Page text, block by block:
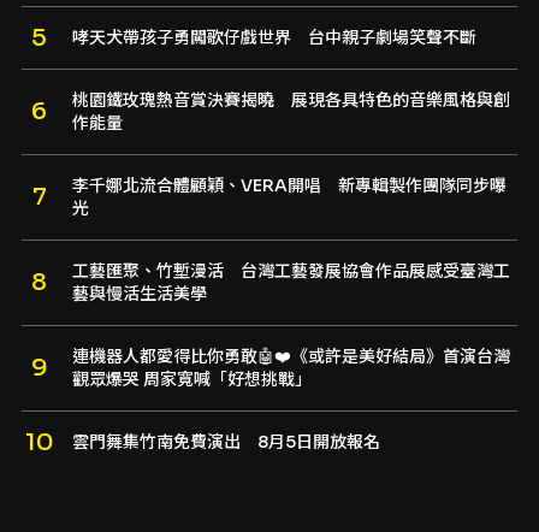
哮天犬帶孩子勇闖歌仔戲世界 台中親子劇場笑聲不斷
桃園鐵玫瑰熱音賞決賽揭曉 展現各具特色的音樂風格與創
作能量
李千娜北流合體顧穎、VERA開唱 新專輯製作團隊同步曝
光
工藝匯聚、竹塹漫活 台灣工藝發展協會作品展感受臺灣工
藝與慢活生活美學
連機器人都愛得比你勇敢🤖❤️《或許是美好結局》首演台灣
觀眾爆哭 周家寬喊「好想挑戰」
雲門舞集竹南免費演出 8月5日開放報名